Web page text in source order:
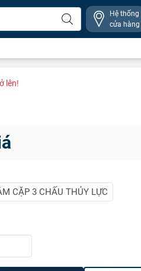
Hệ thống
cửa hàng
lên!
CẶP 3 CHẤU THỦY LỰC